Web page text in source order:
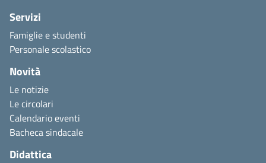
Servizi
Famiglie e studenti
Personale scolastico
Novità
Le notizie
Le circolari
Calendario eventi
Bacheca sindacale
Didattica